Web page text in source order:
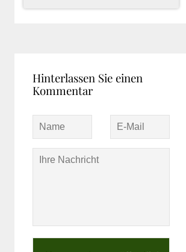
Hinterlassen Sie einen
Kommentar